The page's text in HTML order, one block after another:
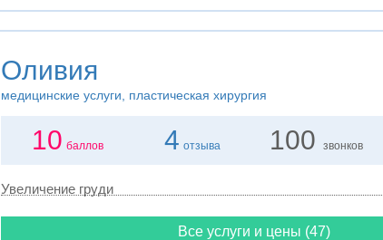
Оливия
медицинские услуги, пластическая хирургия
10 баллов 4 отзыва 100 звонков
Увеличение груди
Все услуги и цены (47)